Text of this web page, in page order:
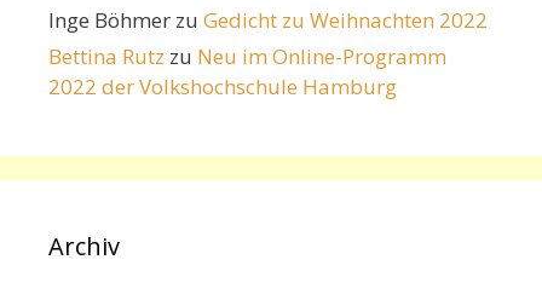
Inge Böhmer zu Gedicht zu Weihnachten 2022
Bettina Rutz zu Neu im Online-Programm
2022 der Volkshochschule Hamburg
Archiv